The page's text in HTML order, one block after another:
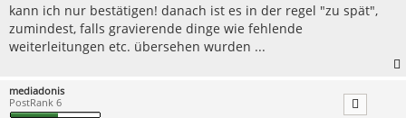
kann ich nur bestätigen! danach ist es in der regel "zu spät",
zumindest, falls gravierende dinge wie fehlende
weiterleitungen etc. übersehen wurden ...
mediadonis
PostRank 6